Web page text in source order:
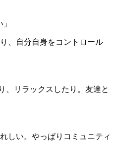
、自分自身をコントロール
、リラックスしたり。友達と
しい。やっぱりコミュニティ